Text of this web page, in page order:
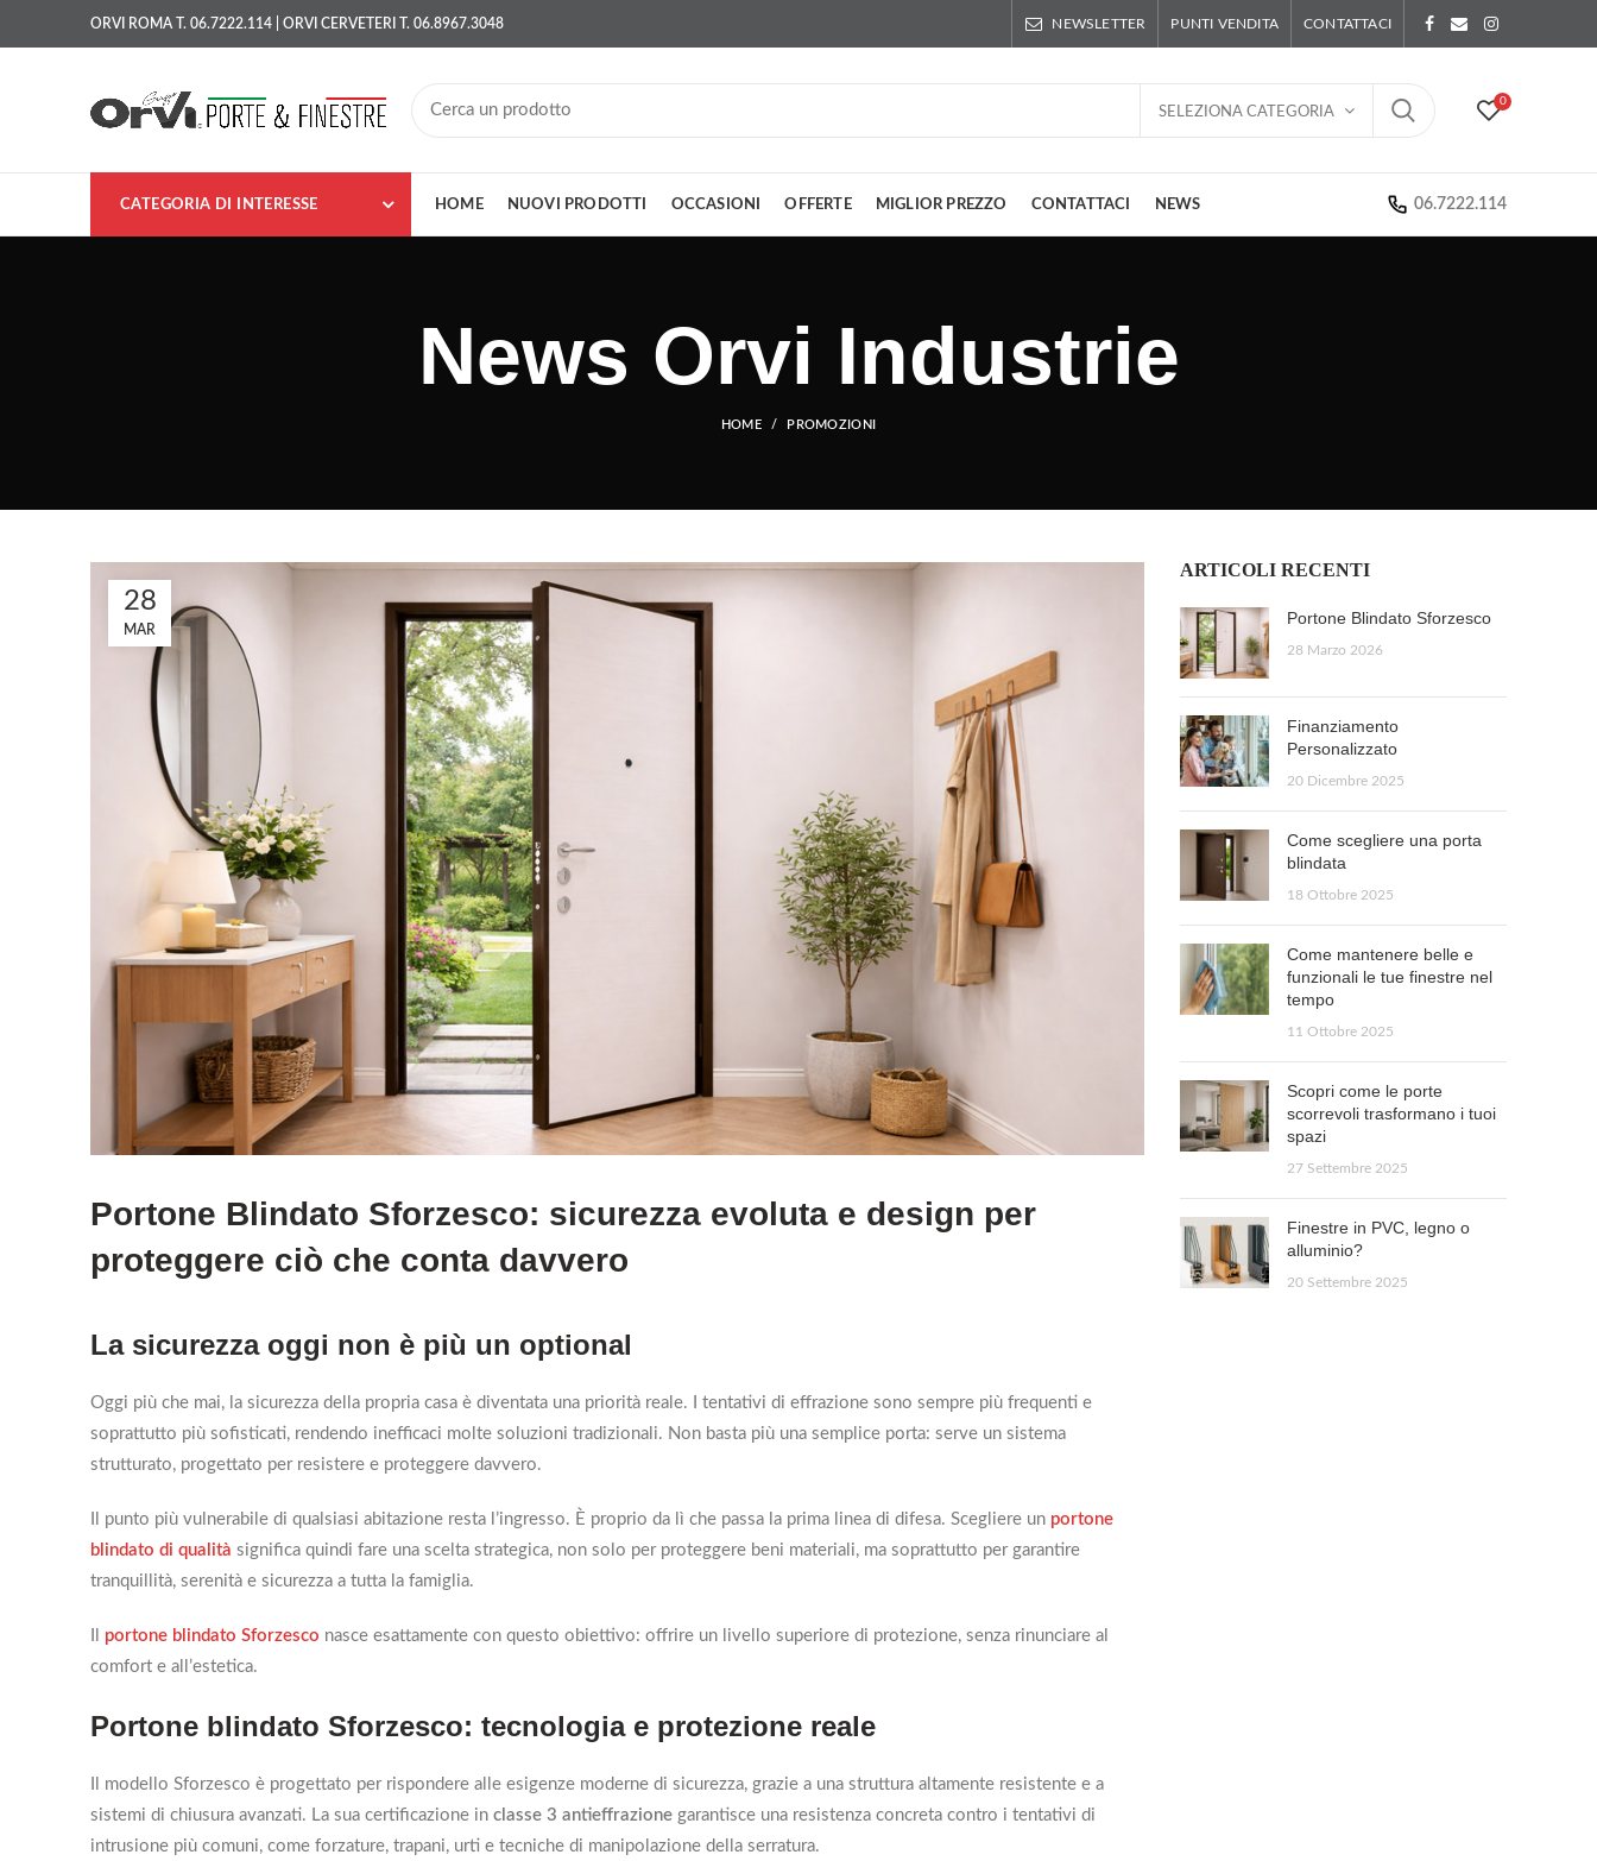
ORVI ROMA T. 06.7222.114 | ORVI CERVETERI T. 06.8967.3048 NEWSLETTER PUNTI VENDITA CONTATTACI
SELEZIONA CATEGORIA
0
CATEGORIA DI INTERESSE HOME NUOVI PRODOTTI OCCASIONI OFFERTE MIGLIOR PREZZO CONTATTACI NEWS 06.7222.114
News Orvi Industrie
HOME PROMOZIONI
28
MAR
Portone Blindato Sforzesco: sicurezza evoluta e design per
proteggere ciò che conta davvero
La sicurezza oggi non è più un optional
Oggi più che mai, la sicurezza della propria casa è diventata una priorità reale. I tentativi di effrazione sono sempre più frequenti e
soprattutto più sofisticati, rendendo inefficaci molte soluzioni tradizionali. Non basta più una semplice porta: serve un sistema
strutturato, progettato per resistere e proteggere davvero.
Il punto più vulnerabile di qualsiasi abitazione resta l’ingresso. È proprio da lì che passa la prima linea di difesa. Scegliere un portone
blindato di qualità significa quindi fare una scelta strategica, non solo per proteggere beni materiali, ma soprattutto per garantire
tranquillità, serenità e sicurezza a tutta la famiglia.
portone blindato Sforzesco nasce esattamente con questo obiettivo: offrire un livello superiore di protezione, senza rinunciare al
comfort e all’estetica.
Portone blindato Sforzesco: tecnologia e protezione reale
Il modello Sforzesco è progettato per rispondere alle esigenze moderne di sicurezza, grazie a una struttura altamente resistente e a
sistemi di chiusura avanzati. La sua certificazione in classe 3 antieffrazione garantisce una resistenza concreta contro i tentativi di
intrusione più comuni, come forzature, trapani, urti e tecniche di manipolazione della serratura.
ARTICOLI RECENTI
Portone Blindato Sforzesco
28 Marzo 2026
Finanziamento
Personalizzato
20 Dicembre 2025
Come scegliere una porta
blindata
18 Ottobre 2025
Come mantenere belle e
funzionali le tue finestre nel
tempo
11 Ottobre 2025
Scopri come le porte
scorrevoli trasformano i tuoi
spazi
27 Settembre 2025
Finestre in PVC, legno o
alluminio?
20 Settembre 2025